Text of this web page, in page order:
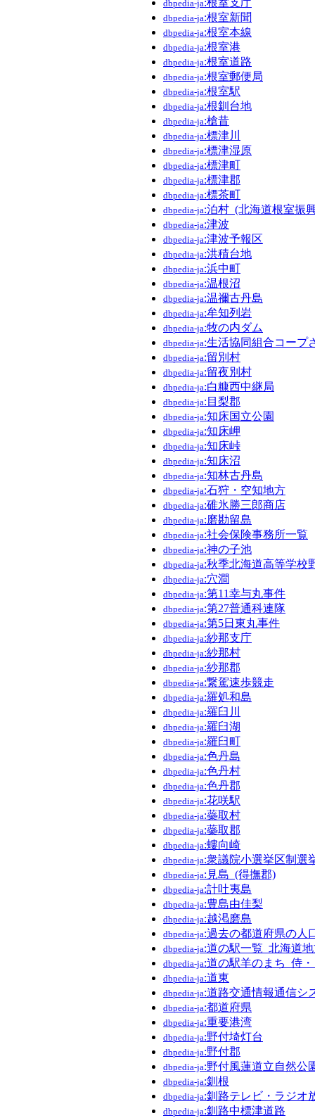
dbpedia-ja
dbpedia-ja:根室新聞
dbpedia-ja:根室本線
dbpedia-ja:根室港
dbpedia-ja:根室道路
dbpedia-ja:根室郵便局
dbpedia-ja:根室駅
dbpedia-ja:根釧台地
dbpedia-ja:槍昔
dbpedia-ja:標津川
dbpedia-ja:標津湿原
dbpedia-ja:標津町
dbpedia-ja:標津郡
dbpedia-ja:標茶町
dbpedia-ja:泊村_(北海道根室振
dbpedia-ja:津波
dbpedia-ja:津波予報区
dbpedia-ja:洪積台地
dbpedia-ja:浜中町
dbpedia-ja:温根沼
dbpedia-ja:温禰古丹島
dbpedia-ja:牟知列岩
dbpedia-ja:牧の内ダム
dbpedia-ja:生活協同組合コープ
dbpedia-ja:留別村
dbpedia-ja:留夜別村
dbpedia-ja:白糠西中継局
dbpedia-ja:目梨郡
dbpedia-ja:知床国立公園
dbpedia-ja:知床岬
dbpedia-ja:知床峠
dbpedia-ja:知床沼
dbpedia-ja:知林古丹島
dbpedia-ja:石狩・空知地方
dbpedia-ja:碓氷勝三郎商店
dbpedia-ja:磨勘留島
dbpedia-ja:社会保険事務所一覧
dbpedia-ja:神の子池
dbpedia-ja:秋季北海道高等学校
dbpedia-ja:穴澗
dbpedia-ja:第11幸与丸事件
dbpedia-ja:第27普通科連隊
dbpedia-ja:第5日東丸事件
dbpedia-ja:紗那支庁
dbpedia-ja:紗那村
dbpedia-ja:紗那郡
dbpedia-ja:繋駕速歩競走
dbpedia-ja:羅処和島
dbpedia-ja:羅臼川
dbpedia-ja:羅臼湖
dbpedia-ja:羅臼町
dbpedia-ja:色丹島
dbpedia-ja:色丹村
dbpedia-ja:色丹郡
dbpedia-ja:花咲駅
dbpedia-ja:蘂取村
dbpedia-ja:蘂取郡
dbpedia-ja:螻向崎
dbpedia-ja:衆議院小選挙区制選
dbpedia-ja:見島_(得撫郡)
dbpedia-ja:計吐夷島
dbpedia-ja:豊島由佳梨
dbpedia-ja:越渇磨島
dbpedia-ja:過去の都道府県の人
dbpedia-ja:道の駅一覧_北海道
dbpedia-ja:道の駅羊のまち_侍
dbpedia-ja:道東
dbpedia-ja:道路交通情報通信シ
dbpedia-ja:都道府県
dbpedia-ja:重要港湾
dbpedia-ja:野付埼灯台
dbpedia-ja:野付郡
dbpedia-ja:野付風蓮道立自然公
dbpedia-ja:釧根
dbpedia-ja:釧路テレビ・ラジオ
dbpedia-ja:釧路中標津道路